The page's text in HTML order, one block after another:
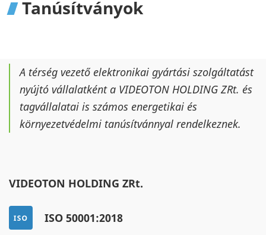
Tanúsítványok
A térség vezető elektronikai gyártási szolgáltatást
nyújtó vállalatként a VIDEOTON HOLDING ZRt. és
tagvállalatai is számos energetikai és
környezetvédelmi tanúsítvánnyal rendelkeznek.
VIDEOTON HOLDING ZRt.
ISO 50001:2018